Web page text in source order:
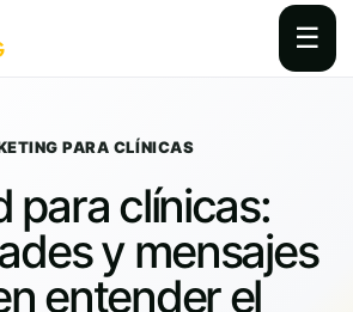
☰
PARA CLÍNICAS
para clínicas:
y mensajes
entender el